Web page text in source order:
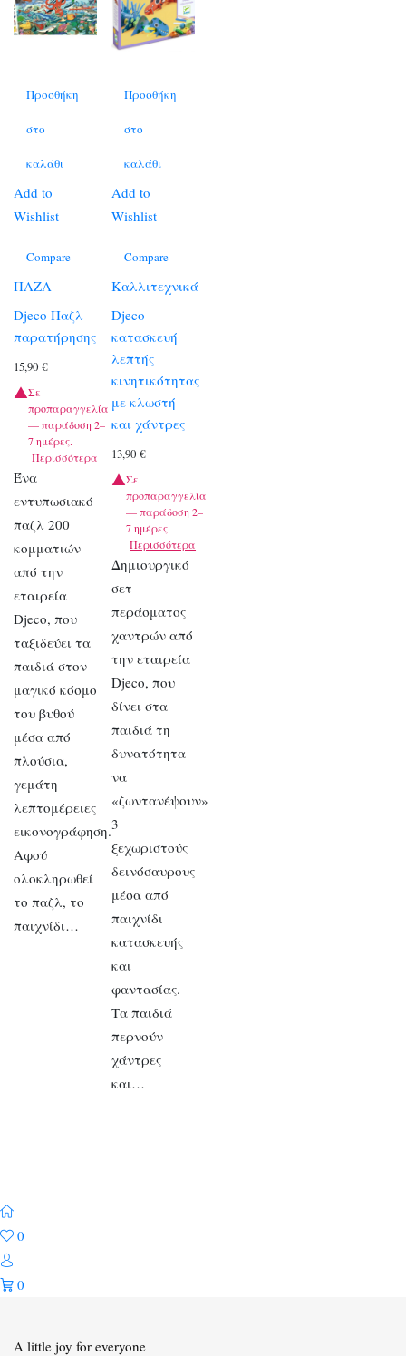
Προσθήκη
στο
καλάθι
Add to
Wishlist
Compare
ΠΑΖΛ
Djeco Παζλ
παρατήρησης
15,90 €
Σε
προπαραγγελία
— παράδοση 2–
7 ημέρες.
Περισσότερα
Ένα
εντυπωσιακό
παζλ 200
κομματιών
από την
εταιρεία
Djeco, που
ταξιδεύει τα
παιδιά στον
μαγικό κόσμο
του βυθού
μέσα από
πλούσια,
γεμάτη
λεπτομέρειες
εικονογράφηση.
Αφού
ολοκληρωθεί
το παζλ, το
παιχνίδι…
Προσθήκη
στο
καλάθι
Add to
Wishlist
Compare
Καλλιτεχνικά
Djeco
κατασκευή
λεπτής
κινητικότητας
με κλωστή
και χάντρες
13,90€
Σε
προπαραγγελία
— παράδοση 2–
7 ημέρες.
Περισσότερα
Δημιουργικό
σετ
περάσματος
χαντρών από
την εταιρεία
Djeco, που
δίνει στα
παιδιά τη
δυνατότητα
να
«ζωντανέψουν»
3
ξεχωριστούς
δεινόσαυρους
μέσα από
παιχνίδι
κατασκευής
και
φαντασίας.
Τα παιδιά
περνούν
χάντρες
και…
0
0
A little joy for everyone